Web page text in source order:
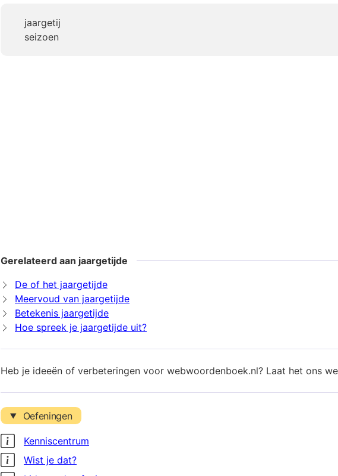
jaargetij
seizoen
Gerelateerd aan jaargetijde
De of het jaargetijde
Meervoud van jaargetijde
Betekenis jaargetijde
Hoe spreek je jaargetijde uit?
Heb je ideeën of verbeteringen voor webwoordenboek.nl? Laat het ons
Oefeningen
Kenniscentrum
Wist je dat?